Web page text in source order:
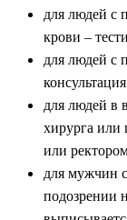
для людей с
крови –
для людей с
для людей в
хирурга или
или
для мужчин
подозрении